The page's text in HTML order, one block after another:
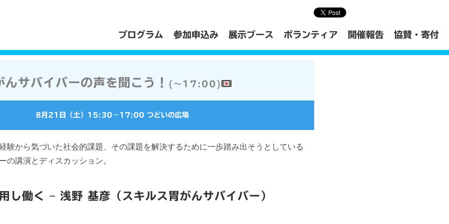
プログラム 参加申込み 展示ブース ボランティア 開催報告 協賛・寄付
んサバイバーの声を聞こう！ (〜17:00)
8月21日（土） 15:30− 17:00 つどいの広場
験から気づいた社会的課題、その課題を解決するために一歩踏み出そうとしている
の講演とディスカッション。
し働く – 浅野 基彦（スキルス胃がんサバイバー）